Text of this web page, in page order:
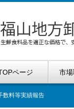
ページ 市
数料等実績報告